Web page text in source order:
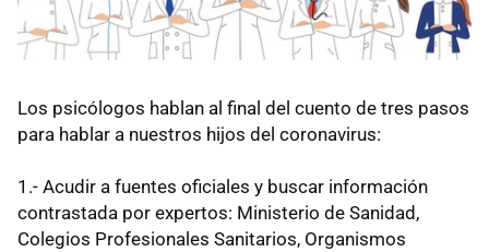
Los psicólogos hablan al final del cuento de tres pasos
para hablar a nuestros hijos del coronavirus:
1.- Acudir a fuentes oficiales y buscar información
contrastada por expertos: Ministerio de Sanidad,
Colegios Profesionales Sanitarios, Organismos